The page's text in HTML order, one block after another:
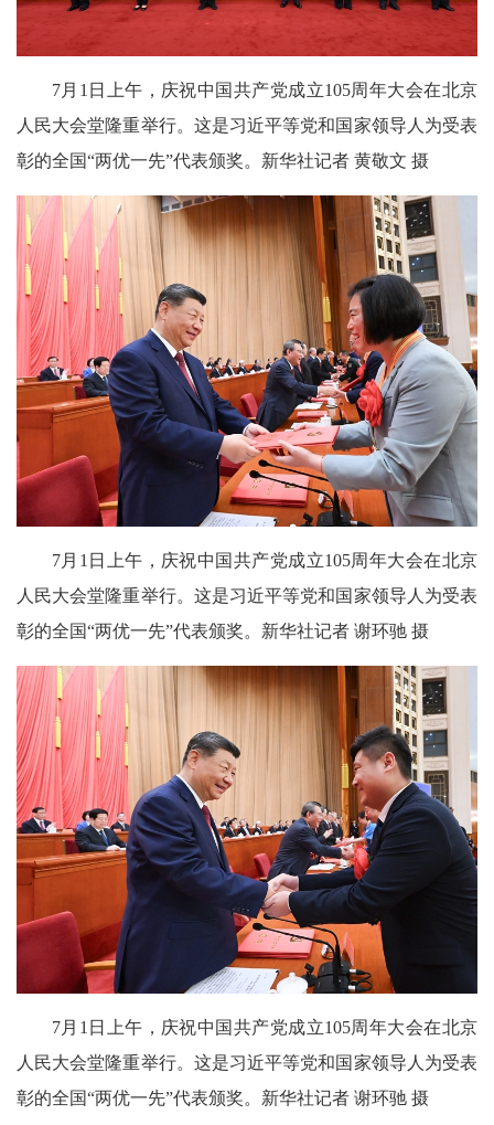
7月1日上午，庆祝中国共产党成立105周年大会在北京
人民大会堂隆重举行。这是习近平等党和国家领导人为受表
彰的全国“两优一先”代表颁奖。新华社记者 黄敬文 摄
7月1日上午，庆祝中国共产党成立105周年大会在北京
人民大会堂隆重举行。这是习近平等党和国家领导人为受表
彰的全国“两优一先”代表颁奖。新华社记者 谢环驰 摄
7月1日上午，庆祝中国共产党成立105周年大会在北京
人民大会堂隆重举行。这是习近平等党和国家领导人为受表
彰的全国“两优一先”代表颁奖。新华社记者 谢环驰 摄